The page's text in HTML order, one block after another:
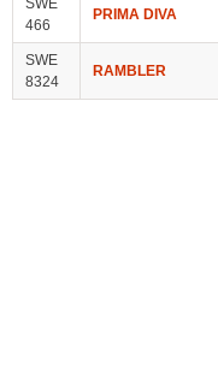
SWE
466
PRIMA DIVA
SWE
8324
RAMBLER